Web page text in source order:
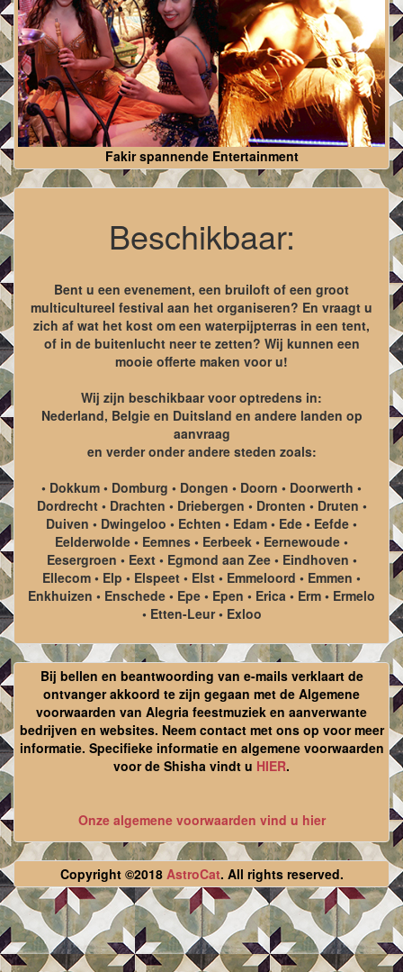
Fakir spannende Entertainment
Beschikbaar:
Bent u een evenement, een bruiloft of een groot
multicultureel festival aan het organiseren? En vraagt u
zich af wat het kost om een waterpijpterras in een tent,
of in de buitenlucht neer te zetten? Wij kunnen een
mooie offerte maken voor u!
Wij zijn beschikbaar voor optredens in:
Nederland, Belgie en Duitsland en andere landen op
aanvraag
en verder onder andere steden zoals:
• Dokkum • Domburg • Dongen • Doorn • Doorwerth •
Dordrecht • Drachten • Driebergen • Dronten • Druten •
Duiven • Dwingeloo • Echten • Edam • Ede • Eefde •
Eelderwolde • Eemnes • Eerbeek • Eernewoude •
Eesergroen • Eext • Egmond aan Zee • Eindhoven •
Ellecom • Elp • Elspeet • Elst • Emmeloord • Emmen •
Enkhuizen • Enschede • Epe • Epen • Erica • Erm • Ermelo
• Etten-Leur • Exloo
Bij bellen en beantwoording van e-mails verklaart de
ontvanger akkoord te zijn gegaan met de Algemene
voorwaarden van Alegria feestmuziek en aanverwante
bedrijven en websites. Neem contact met ons op voor meer
informatie. Specifieke informatie en algemene voorwaarden
voor de Shisha vindt u HIER.
Onze algemene voorwaarden vind u hier
Copyright ©2018 AstroCat. All rights reserved.